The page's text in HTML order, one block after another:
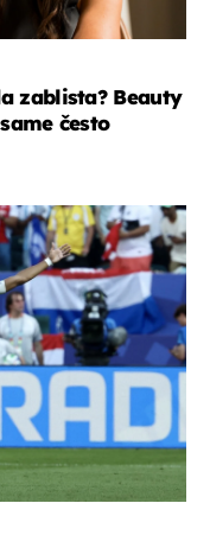
zablista? Beauty
često